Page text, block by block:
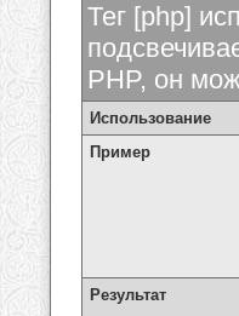
Тег [php]
PHP, он
Использование
Пример
Результат